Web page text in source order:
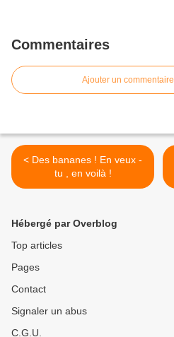
Commentaires
Ajouter un commentaire
< Des bananes ! En veux -
tu , en voilà !
Hébergé par Overblog
Top articles
Pages
Contact
Signaler un abus
C.G.U.